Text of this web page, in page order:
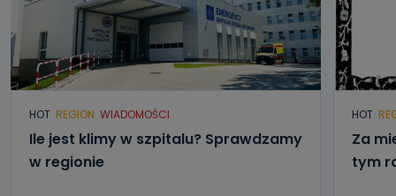
HOT REGION WIADOMOŚCI
Ile jest klimy w szpitalu? Sprawdzamy
w regionie
HOT
Za
tym